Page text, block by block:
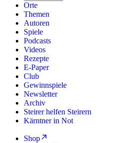
Orte
Themen
Autoren
Spiele
Podcasts
Videos
Rezepte
E-Paper
Club
Gewinnspiele
Newsletter
Archiv
Steirer helfen Steirern
Kärntner in Not
Shop